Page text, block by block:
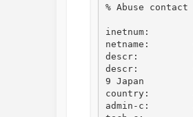
% Abuse
inetnum:
netname:
descr:          NTT
descr:
9 Japan
country:
admin-c: